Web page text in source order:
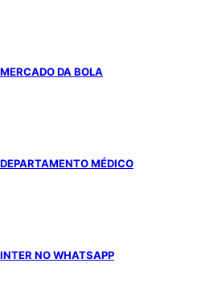
MERCADO DA BOLA
DEPARTAMENTO MÉDICO
INTER NO WHATSAPP